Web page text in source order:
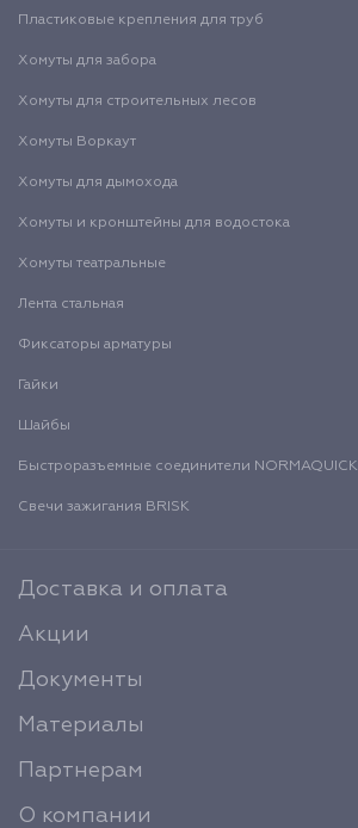
Пластиковые крепления для труб
Хомуты для забора
Хомуты для строительных лесов
Хомуты Воркаут
Хомуты для дымохода
Хомуты и кронштейны для водостока
Хомуты театральные
Лента стальная
Фиксаторы арматуры
Гайки
Шайбы
Быстроразъемные соединители NORMAQUICK
Свечи зажигания BRISK
Доставка и оплата
Акции
Документы
Материалы
Партнерам
О компании